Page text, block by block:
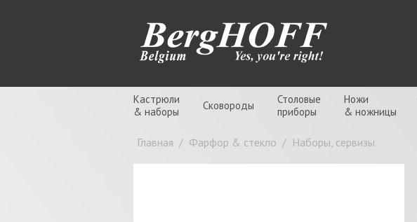
Кастрюли
& наборы
Сковороды
Столовые
приборы
Ножи
& ножницы
Главная / Фарфор & стекло / Наборы, сервизы